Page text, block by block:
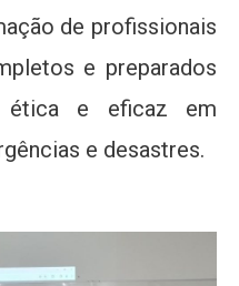
de profissionais
e preparados
ética e eficaz em
e desastres.